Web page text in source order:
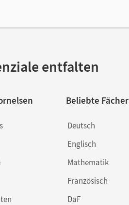
entfalten
Beliebte Fächer
Deutsch
Englisch
Mathematik
Französisch
DaF